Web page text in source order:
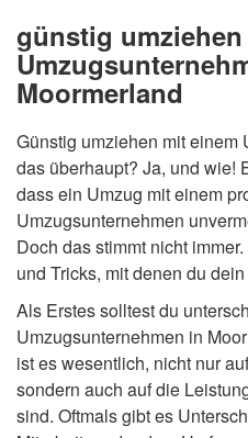
günstig
Moormerland
Günstig umziehen mit einem
das überhaupt? Ja, und wie!
dass ein Umzug mit einem
Umzugsunternehmen
Doch das stimmt nicht
und Tricks, mit denen du
Als Erstes solltest du
Umzugsunternehmen in
ist es wesentlich, nicht nur
sondern auch auf die
sind. Oftmals gibt es